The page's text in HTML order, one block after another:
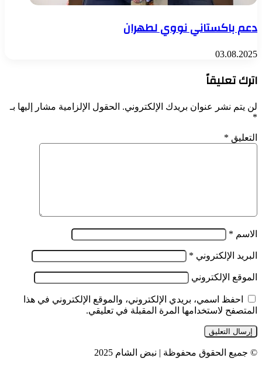
دعم باكستاني نووي لطهران
03.08.2025
اترك تعليقاً
لن يتم نشر عنوان بريدك الإلكتروني. الحقول الإلزامية مشار إليها بـ
*
التعليق *
الاسم *
البريد الإلكتروني *
الموقع الإلكتروني
احفظ اسمي، بريدي الإلكتروني، والموقع الإلكتروني في هذا
المتصفح لاستخدامها المرة المقبلة في تعليقي.
© جميع الحقوق محفوظة | نبض الشام 2025